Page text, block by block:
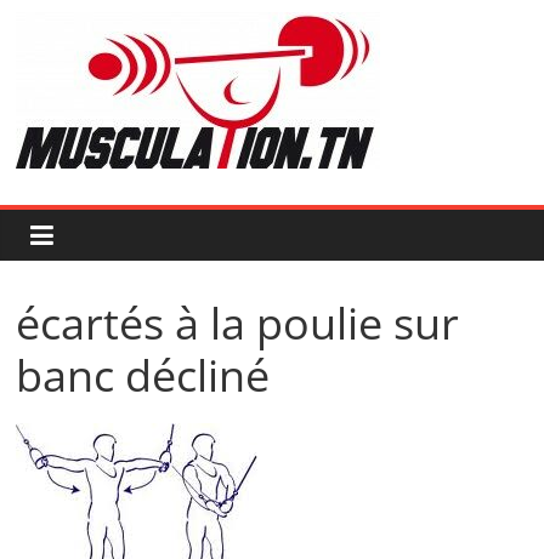
Musculation.tn
Pour
avoir
des
muscles
écartés à la poulie sur
banc décliné